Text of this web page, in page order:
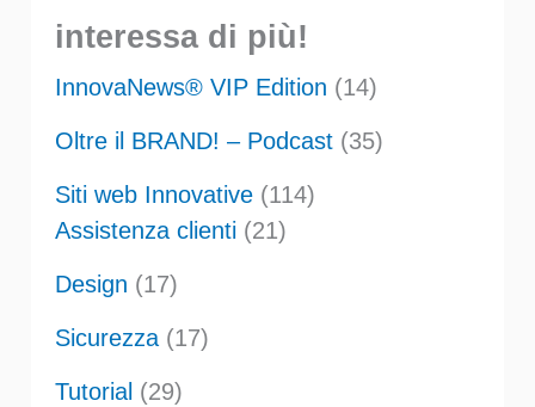
interessa di più!
InnovaNews® VIP Edition (14)
Oltre il BRAND! – Podcast(35)
Siti web Innovative(114)
Assistenza clienti(21)
Design (17)
Sicurezza(17)
Tutorial (29)